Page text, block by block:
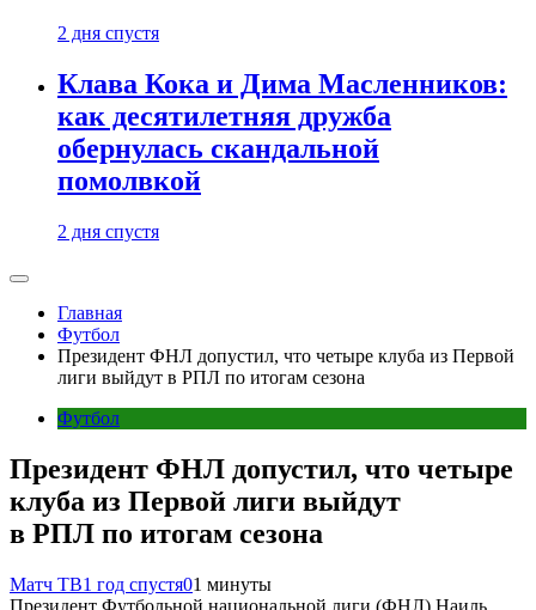
2 дня спустя
Клава Кока и Дима Масленников:
как десятилетняя дружба
обернулась скандальной
помолвкой
2 дня спустя
Главная
Футбол
Президент ФНЛ допустил, что четыре клуба из Первой
лиги выйдут в РПЛ по итогам сезона
Футбол
Президент ФНЛ допустил, что четыре
клуба из Первой лиги выйдут
в РПЛ по итогам сезона
Матч ТВ1 год спустя01 минуты
Президент Футбольной национальной лиги (ФНЛ) Наиль